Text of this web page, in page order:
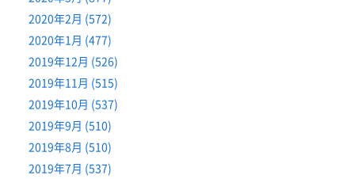
2020年2月 (572)
2020年1月 (477)
2019年12月 (526)
2019年11月 (515)
2019年10月 (537)
2019年9月 (510)
2019年8月 (510)
2019年7月 (537)